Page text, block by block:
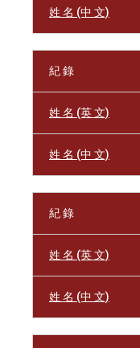
姓 名 (中 文)
紀 錄
姓 名 (英 文)
姓 名 (中 文)
紀 錄
姓 名 (英 文)
姓 名 (中 文)